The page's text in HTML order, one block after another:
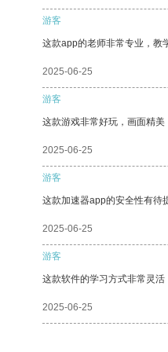
游客
这款app的老师非常专业，教
2025-06-25
游客
这款游戏非常好玩，画面精美
2025-06-25
游客
这款加速器app的安全性有待
2025-06-25
游客
这款软件的学习方式非常灵活
2025-06-25